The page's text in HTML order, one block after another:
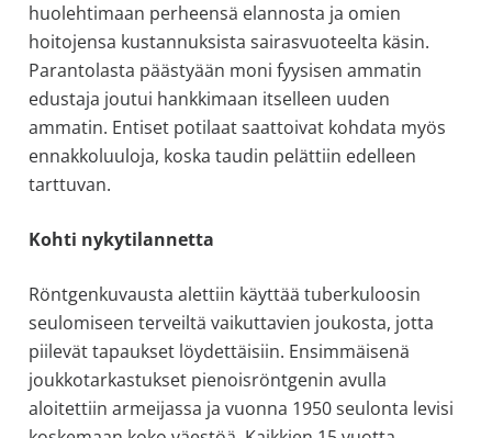
huolehtimaan perheensä elannosta ja omien
hoitojensa kustannuksista sairasvuoteelta käsin.
Parantolasta päästyään moni fyysisen ammatin
edustaja joutui hankkimaan itselleen uuden
ammatin. Entiset potilaat saattoivat kohdata myös
ennakkoluuloja, koska taudin pelättiin edelleen
tarttuvan.
Kohti nykytilannetta
Röntgenkuvausta alettiin käyttää tuberkuloosin
seulomiseen terveiltä vaikuttavien joukosta, jotta
piilevät tapaukset löydettäisiin. Ensimmäisenä
joukkotarkastukset pienoisröntgenin avulla
aloitettiin armeijassa ja vuonna 1950 seulonta levisi